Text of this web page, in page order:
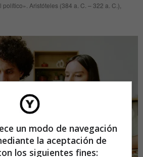
Aristóteles (384 a. C. – 322 a. C.),
un modo de navegación
la aceptación de
los siguientes fines: